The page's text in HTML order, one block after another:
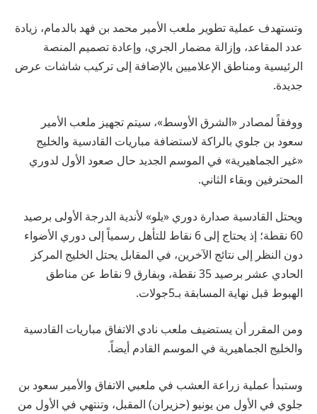
وتستهدف عملية تطوير ملعب الأمير محمد بن فهد بالدمام، زيادة
عدد المقاعد، وإزالة مضمار الجري، وإعادة تصميم المنصة
الرئيسية ومناطق الإعلاميين بالإضافة إلى تركيب شاشات عرض
جديدة.
ووفقاً لمصادر «الشرق الأوسط»، سيتم تجهيز ملعب الأمير
سعود بن جلوي بالراكة لاستضافة مباريات القادسية والخليج
«غير الجماهيرية» في الموسم الجديد حال صعود الأول لدوري
المحترفين وبقاء الثاني.
ويحتل القادسية صدارة دوري «يلو» لأندية الدرجة الأولى برصيد
60 نقطة؛ إذ يحتاج إلى 6 نقاط للتأهل رسمياً إلى دوري الأضواء
دون النظر إلى نتائج الآخرين، في المقابل يحتل الخليج المركز
الحادي عشر برصيد 35 نقطة، وبفارق 9 نقاط عن مناطق
الهبوط قبل نهاية المسابقة بـ5جولات.
ومن المقرر أن يستضيف ملعب نادي الاتفاق مباريات القادسية
والخليج الجماهيرية في الموسم القادم أيضاً.
وستبدأ عملية زراعة العشب في ملعبي الاتفاق والأمير سعود بن
جلوي في الأول من يونيو (حزيران) المقبل، وتنتهي في الأول من